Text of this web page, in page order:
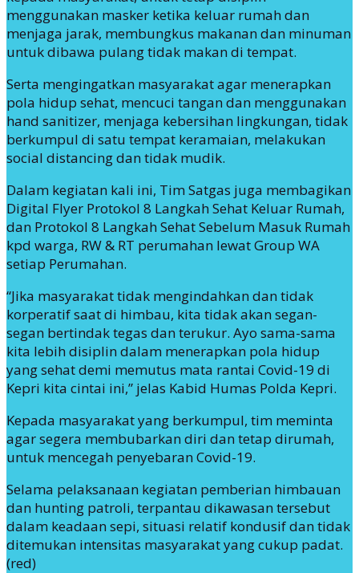
menggunakan masker ketika keluar rumah dan
menjaga jarak, membungkus makanan dan minuman
untuk dibawa pulang tidak makan di tempat.
Serta mengingatkan masyarakat agar menerapkan
pola hidup sehat, mencuci tangan dan menggunakan
hand sanitizer, menjaga kebersihan lingkungan, tidak
berkumpul di satu tempat keramaian, melakukan
social distancing dan tidak mudik.
Dalam kegiatan kali ini, Tim Satgas juga membagikan
Digital Flyer Protokol 8 Langkah Sehat Keluar Rumah,
dan Protokol 8 Langkah Sehat Sebelum Masuk Rumah
kpd warga, RW & RT perumahan lewat Group WA
setiap Perumahan.
“Jika masyarakat tidak mengindahkan dan tidak
korperatif saat di himbau, kita tidak akan segan-
segan bertindak tegas dan terukur. Ayo sama-sama
kita lebih disiplin dalam menerapkan pola hidup
yang sehat demi memutus mata rantai Covid-19 di
Kepri kita cintai ini,” jelas Kabid Humas Polda Kepri.
Kepada masyarakat yang berkumpul, tim meminta
agar segera membubarkan diri dan tetap dirumah,
untuk mencegah penyebaran Covid-19.
Selama pelaksanaan kegiatan pemberian himbauan
dan hunting patroli, terpantau dikawasan tersebut
dalam keadaan sepi, situasi relatif kondusif dan tidak
ditemukan intensitas masyarakat yang cukup padat.
(red)